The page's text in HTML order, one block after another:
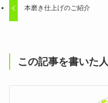
本磨き仕上げのご紹介
この記事を書いた人